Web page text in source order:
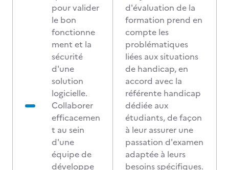
pour valider
le bon
fonctionne
ment et la
sécurité
d'une
solution
logicielle.
Collaborer
efficacemen
t au sein
d'une
équipe de
développe
d'évaluation de la
formation prend en
compte les
problématiques
liées aux situations
de handicap, en
accord avec la
référente handicap
dédiée aux
étudiants, de façon
à leur assurer une
passation d'examen
adaptée à leurs
besoins spécifiques.